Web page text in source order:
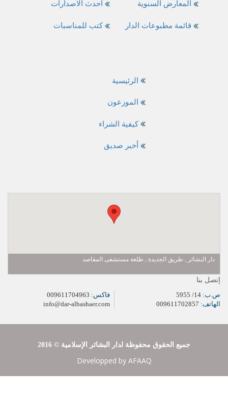
أحدث الاصدارات
كتب للمناسبات
المعارض السنوية
قائمة مطبوعات الدار
الرئيسية
الموزعون
كيفية الشراء
أخبر صديق
دار البشائر , طريق الجديدة , طلعة مستشفى المقاصد
إتصل بنا
ص.ب:
الهاتف:
فاكس:
info@dar-albashaer.com
2016 © جميع الحقوق محفوظة لدار البشائر الإسلامية
Developped by AFAAQ